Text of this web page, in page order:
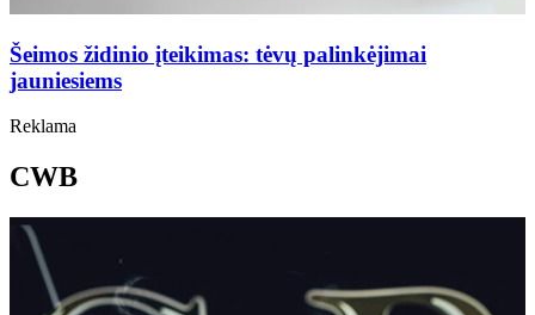
Šeimos židinio įteikimas: tėvų palinkėjimai
jauniesiems
Reklama
CWB